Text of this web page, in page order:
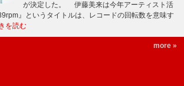
が決定した。 伊藤美来は今年アーティスト活
』というタイトルは、レコードの回転数を意味す
を読む
more »